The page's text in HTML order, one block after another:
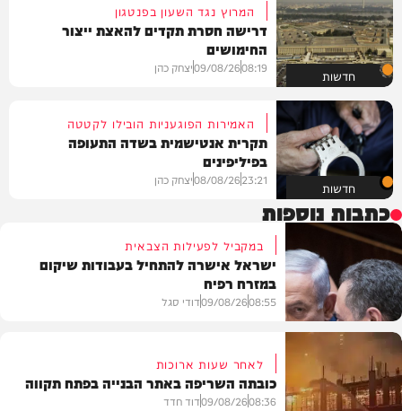
חדשות
המרוץ נגד השעון בפנטגון
דרישה חסרת תקדים להאצת ייצור
החימושים
08:19
09/08/26יצחק כהן
חדשות
האמירות הפוגעניות הובילו לקטטה
תקרית אנטישמית בשדה התעופה
בפיליפינים
23:21
08/08/26יצחק כהן
כתבות נוספות
חדשות
במקביל לפעילות הצבאית
ישראל אישרה להתחיל בעבודות שיקום
במזרח רפיח
08:55
09/08/26דודי סגל
לאחר שעות ארוכות
כובתה השריפה באתר הבנייה בפתח תקווה
08:36
09/08/26דוד חדד